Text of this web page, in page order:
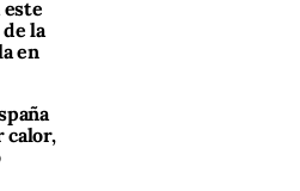
este
la
en
calor,